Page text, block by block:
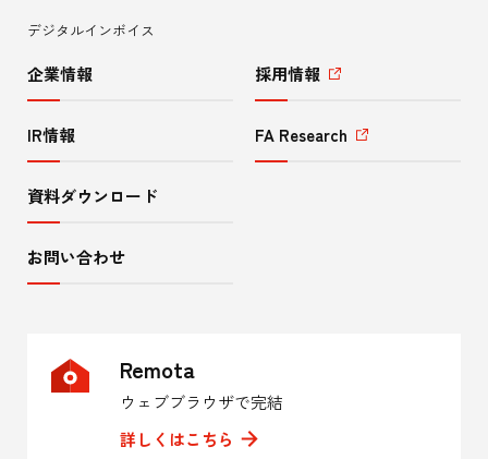
ー
デジタルインボイス
企業情報
IR情報
資料ダウンロード
お問い合わせ
採用情報
FA Research
Remota
ウェブブラウザで完結
詳しくはこちら